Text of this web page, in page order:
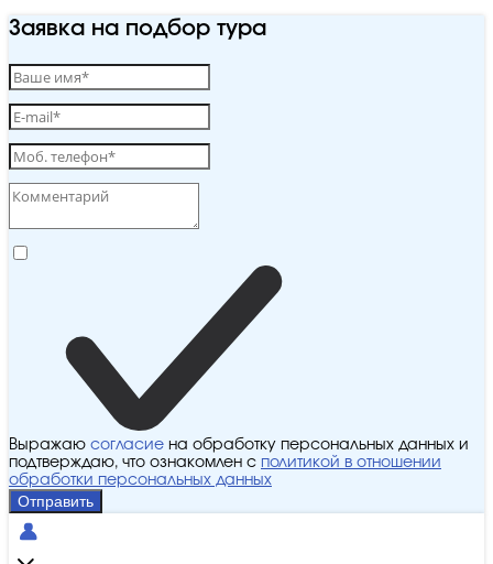
Заявка на подбор тура
Выражаю согласие на обработку персональных данных и
подтверждаю, что ознакомлен с политикой в отношении
обработки персональных данных
Отправить